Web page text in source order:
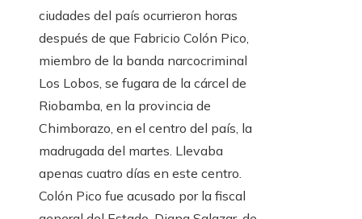
ciudades del país ocurrieron horas
después de que Fabricio Colón Pico,
miembro de la banda narcocriminal
Los Lobos, se fugara de la cárcel de
Riobamba, en la provincia de
Chimborazo, en el centro del país, la
madrugada del martes. Llevaba
apenas cuatro días en este centro.
Colón Pico fue acusado por la fiscal